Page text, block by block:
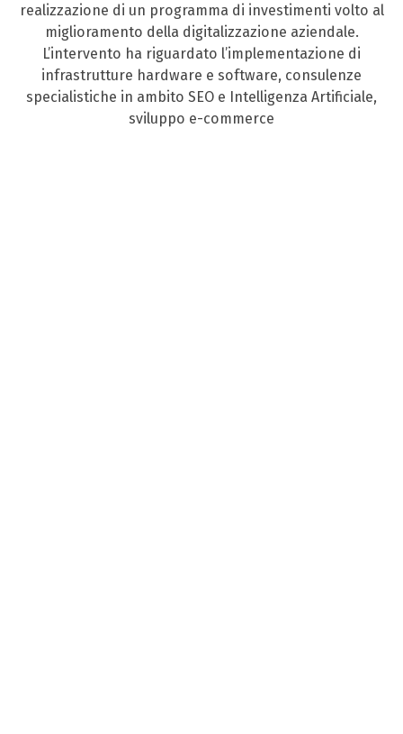
realizzazione di un programma di investimenti volto al
miglioramento della digitalizzazione aziendale.
L’intervento ha riguardato l’implementazione di
infrastrutture hardware e software, consulenze
specialistiche in ambito SEO e Intelligenza Artificiale,
sviluppo e-commerce